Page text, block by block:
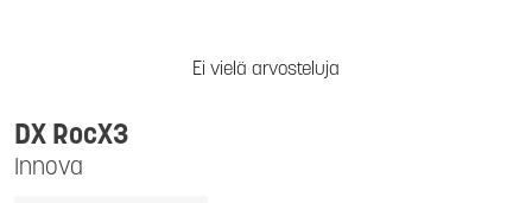
Ei vielä arvosteluja
Innova
DX RocX3